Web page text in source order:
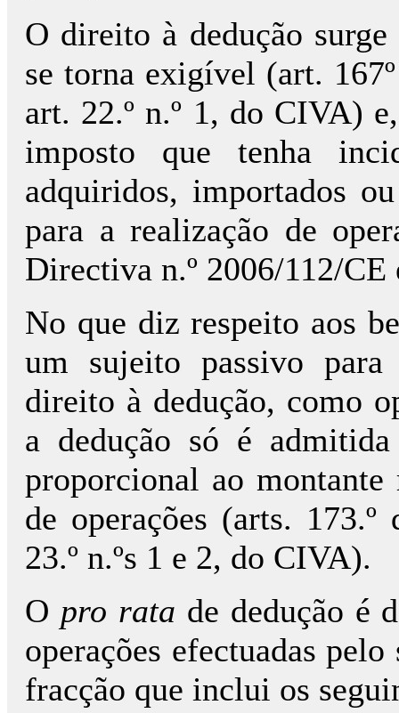
O direito à dedução
se torna exigível (art.
art. 22.º n.º 1, do CIVA)
imposto que tenha
adquiridos, importados
para a realização de
Directiva n.º 2006/112/
No que diz respeito aos
um sujeito passivo para
direito à dedução, como
a dedução só é
proporcional ao
de operações (arts.
23.º n.ºs 1 e 2, do CIVA).
O pro rata de dedução é
operações efectuadas
fracção que inclui os